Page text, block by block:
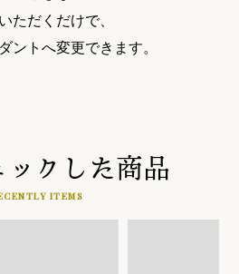
ただくだけで、
ントへ変更できます。
ックした商品
ITEMS